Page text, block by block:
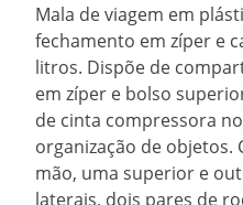
Mala de viagem em
fechamento em zíper e
litros. Dispõe de
em zíper e bolso
de cinta compressora
organização de objetos.
mão, uma superior e
laterais, dois pares de